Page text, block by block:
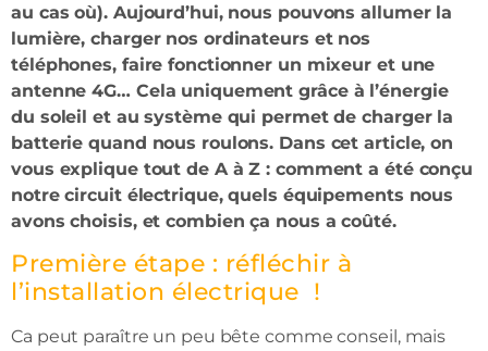
au cas où). Aujourd’hui, nous pouvons allumer la
lumière, charger nos ordinateurs et nos
téléphones, faire fonctionner un mixeur et une
antenne 4G… Cela uniquement grâce à l’énergie
du soleil et au système qui permet de charger la
batterie quand nous roulons. Dans cet article, on
vous explique tout de A à Z : comment a été conçu
notre circuit électrique, quels équipements nous
avons choisis, et combien ça nous a coûté.
Première étape : réfléchir à
l’installation électrique !
Ca peut paraître un peu bête comme conseil, mais